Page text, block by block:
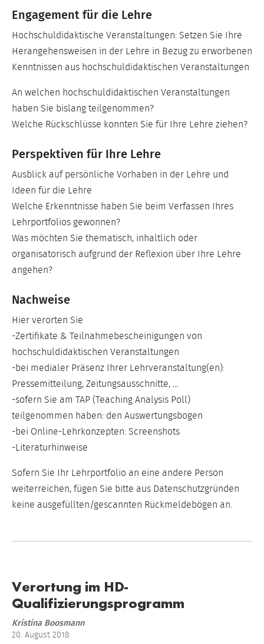
Engagement für die Lehre
Hochschuldidaktische Veranstaltungen: Setzen Sie Ihre
Herangehensweisen in der Lehre in Bezug zu erworbenen
Kenntnissen aus hochschuldidaktischen Veranstaltungen
An welchen hochschuldidaktischen Veranstaltungen
haben Sie bislang teilgenommen?
Welche Rückschlüsse konnten Sie für Ihre Lehre ziehen?
Perspektiven für Ihre Lehre
Ausblick auf persönliche Vorhaben in der Lehre und
Ideen für die Lehre
Welche Erkenntnisse haben Sie beim Verfassen Ihres
Lehrportfolios gewonnen?
Was möchten Sie thematisch, inhaltlich oder
organisatorisch aufgrund der Reflexion über Ihre Lehre
angehen?
Nachweise
Hier verorten Sie
-Zertifikate & Teilnahmebescheinigungen von
hochschuldidaktischen Veranstaltungen
-bei medialer Präsenz Ihrer Lehrveranstaltung(en):
Pressemitteilung, Zeitungsausschnitte, …
-sofern Sie am TAP (Teaching Analysis Poll)
teilgenommen haben: den Auswertungsbogen
-bei Online-Lehrkonzepten: Screenshots
-Literaturhinweise
Sofern Sie Ihr Lehrportfolio an eine andere Person
weiterreichen, fügen Sie bitte aus Datenschutzgründen
keine ausgefüllten/gescannten Rückmeldebögen an.
Verortung im HD-
Qualifizierungsprogramm
Kristina Boosmann
20. August 2018